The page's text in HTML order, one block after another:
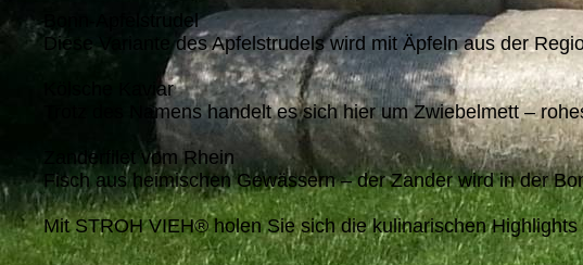
Bonn-Apfelstrudel
Diese Variante des Apfelstrudels wird mit Äpfeln aus der
Kölsche Kaviar
Trotz des Namens handelt es sich hier um Zwiebelmett –
Zanderfilet vom Rhein
Fisch aus heimischen Gewässern – der Zander wird in der
Mit STROH VIEH® holen Sie sich die kulinarischen